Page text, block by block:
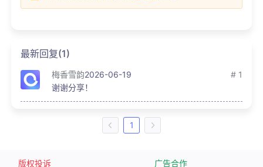
最新回复(1)
梅香雪韵2026-06-19
# 1
谢谢分享！
1
版权投诉 广告合作